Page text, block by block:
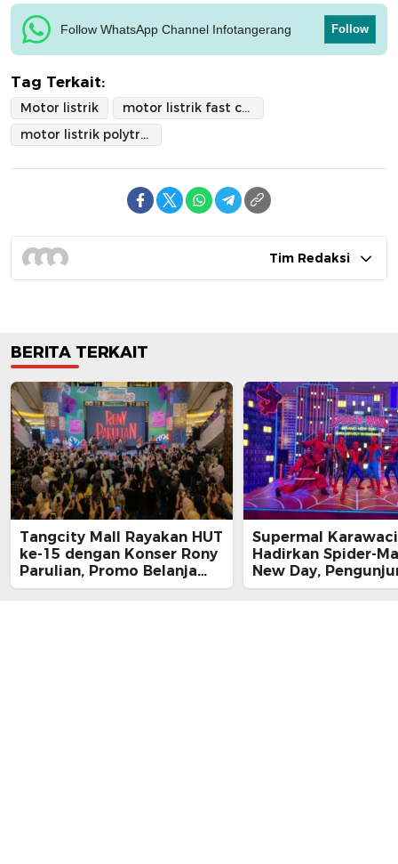
Follow WhatsApp Channel Infotangerang Follow
Tag Terkait:
Motor listrik
motor listrik fast charging
motor listrik polytron
Tim Redaksi
BERITA TERKAIT
Tangcity Mall Rayakan HUT
ke-15 dengan Konser Rony
Parulian, Promo Belanja
hingga Festival Komunitas
Supermal Karawaci
Hadirkan Spider-
New Day,
Main, Bertemu